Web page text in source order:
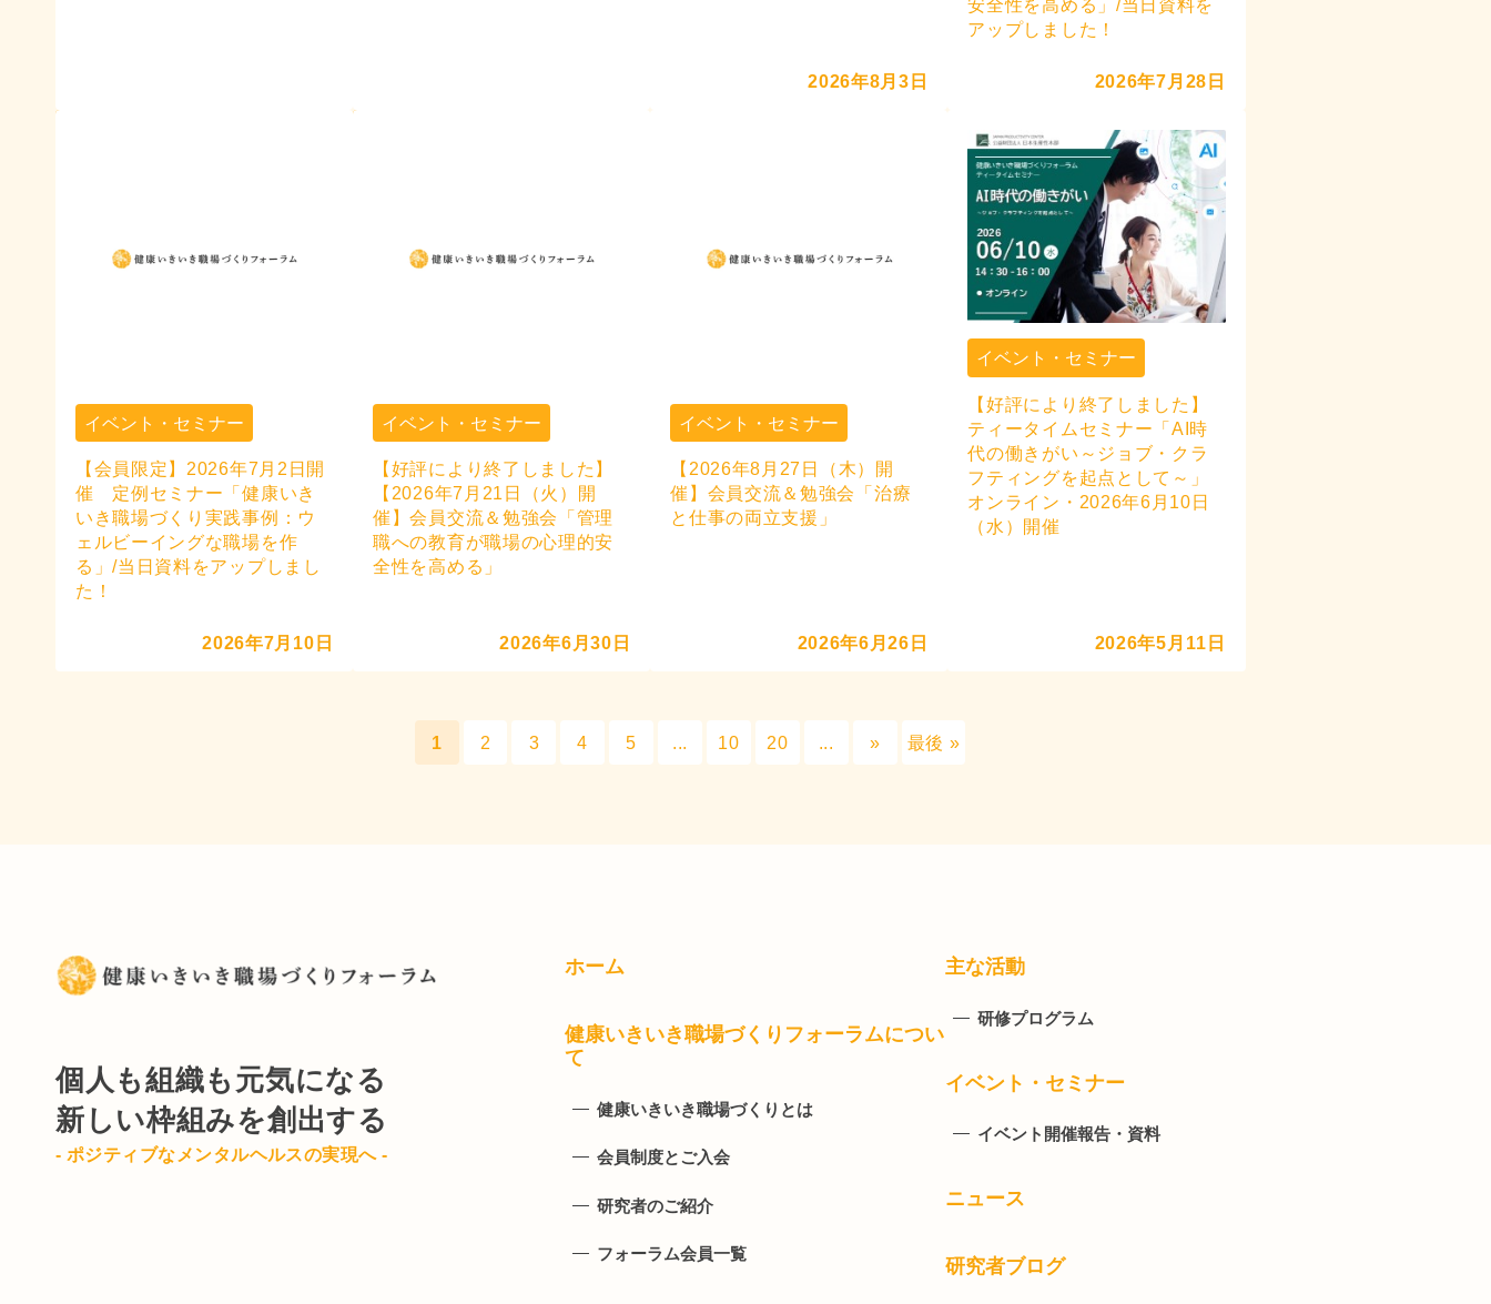
めの方法論を産学で考える～」
2026年8月3日
安全性を高める」/当日資料を
アップしました！
2026年7月28日
イベント・セミナー
【会員限定】2026年7月2日開
催 定例セミナー「健康いき
いき職場づくり実践事例：ウ
ェルビーイングな職場を作
る」/当日資料をアップしまし
た！
2026年7月10日
イベント・セミナー
【好評により終了しました】
【2026年7月21日（火）開
催】会員交流＆勉強会「管理
職への教育が職場の心理的安
全性を高める」
2026年6月30日
イベント・セミナー
【2026年8月27日（木）開
催】会員交流＆勉強会「治療
と仕事の両立支援」
2026年6月26日
イベント・セミナー
【好評により終了しました】
ティータイムセミナー「AI時
代の働きがい～ジョブ・クラ
フティングを起点として～」
オンライン・2026年6月10日
（水）開催
2026年5月11日
1 2 3 4 5 ... 10 20 ... » 最後 »
個人も組織も元気になる
新しい枠組みを創出する
- ポジティブなメンタルヘルスの実現へ -
ホーム
健康いきいき職場づくりフォーラムについ
て
健康いきいき職場づくりとは
会員制度とご入会
研究者のご紹介
フォーラム会員一覧
主な活動
研修プログラム
イベント・セミナー
イベント開催報告・資料
ニュース
研究者ブログ